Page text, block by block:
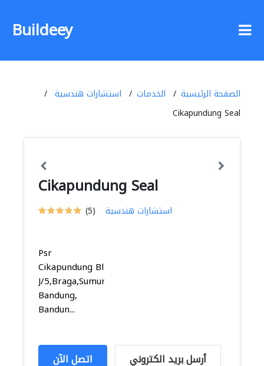
Buildeey
الصفحة الرئيسية الخدمات
استشارات هندسية
Cikapundung Seal
Cikapundung Seal
(5) استشارات هندسية
Psr
Cikapundung Bl
J/5,Braga,Sumur
Bandung,
Bandun...
اتصل الآن أرسل بريد الكتروني